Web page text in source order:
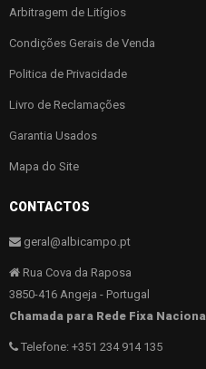
Arbitragem de Litígios
Condições Gerais de Venda
Politica de Privacidade
Livro de Reclamações
Garantia Usados
Mapa do Site
CONTACTOS
geral@albicampo.pt
Rua Cova da Raposa
3850-416 Angeja - Portugal
Chamada para Rede Fixa Nacional
Telefone: +351 234 914 135